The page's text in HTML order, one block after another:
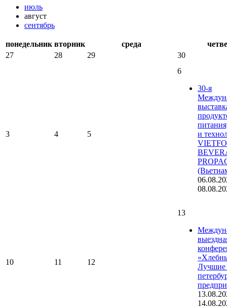
июль
август
сентябрь
понедельник вторник среда
27
28 29 30
3 4 5
6
30-я
и
10 11 12
13
Лучшие